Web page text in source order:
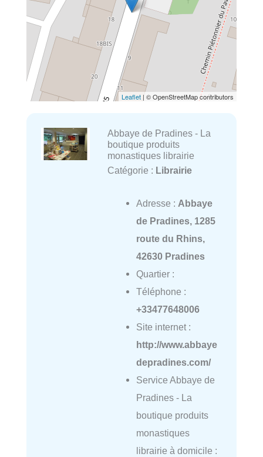
Leaflet | © OpenStreetMap contributors
Abbaye de Pradines - La
boutique produits
monastiques librairie
Catégorie : Librairie
Adresse : Abbaye
de Pradines, 1285
route du Rhins,
42630 Pradines
Quartier :
Téléphone :
+33477648006
Site internet :
http://www.abbaye
depradines.com/
Service Abbaye de
Pradines - La
boutique produits
monastiques
librairie à domicile :